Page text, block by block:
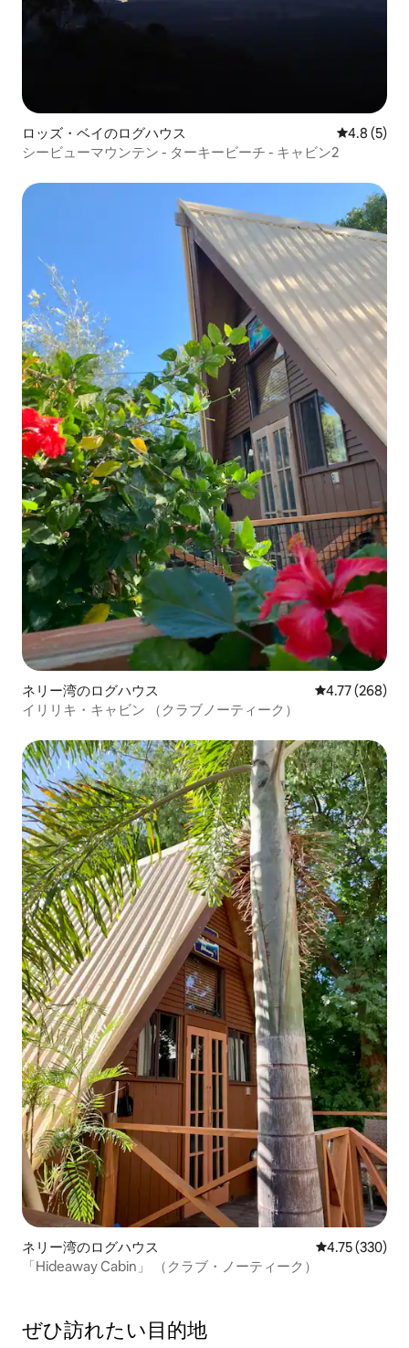
ロッズ・ベイのログハウス レビュー5
4.8 (5)
シービューマウンテン - ターキービーチ - キャビン2
ネリー湾のログハウス レビュー268
4.77 (268)
イリリキ・キャビン （クラブノーティーク）
ネリー湾のログハウス レビュー330
4.75 (330)
「Hideaway Cabin」 （クラブ・ノーティーク）
ぜひ訪⁠れ⁠た⁠い目⁠的⁠地